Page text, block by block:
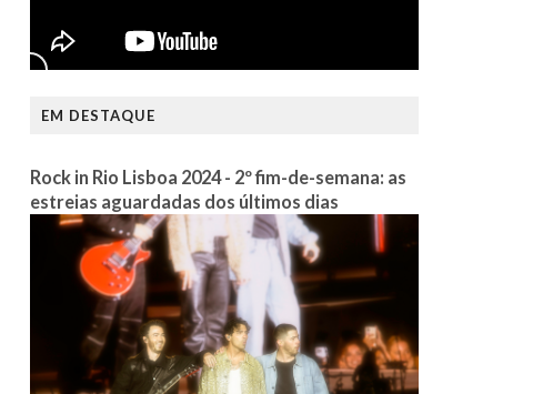
EM DESTAQUE
Rock in Rio Lisboa 2024 - 2º fim-de-semana: as
estreias aguardadas dos últimos dias